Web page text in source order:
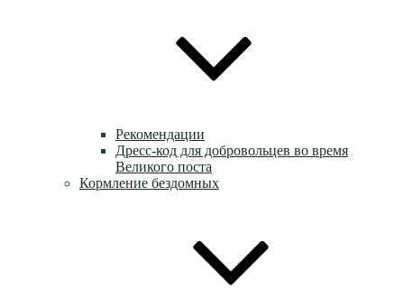
Рекомендации
Дресс-код для добровольцев во время
Великого поста
Кормление бездомных